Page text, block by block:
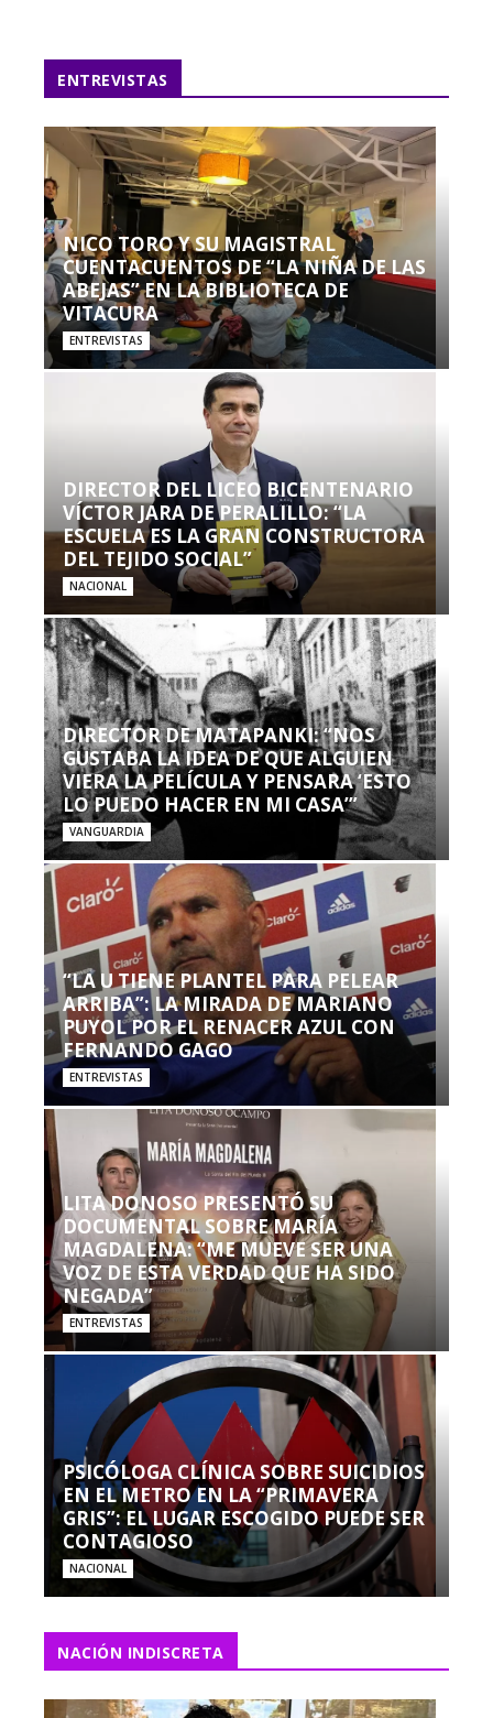
ENTREVISTAS
NICO TORO Y SU MAGISTRAL
CUENTACUENTOS DE “LA NIÑA DE LAS
ABEJAS” EN LA BIBLIOTECA DE
VITACURA
ENTREVISTAS
DIRECTOR DEL LICEO BICENTENARIO
VÍCTOR JARA DE PERALILLO: “LA
ESCUELA ES LA GRAN CONSTRUCTORA
DEL TEJIDO SOCIAL”
NACIONAL
DIRECTOR DE MATAPANKI: “NOS
GUSTABA LA IDEA DE QUE ALGUIEN
VIERA LA PELÍCULA Y PENSARA ‘ESTO
LO PUEDO HACER EN MI CASA’”
VANGUARDIA
“LA U TIENE PLANTEL PARA PELEAR
ARRIBA”: LA MIRADA DE MARIANO
PUYOL POR EL RENACER AZUL CON
FERNANDO GAGO
ENTREVISTAS
LITA DONOSO PRESENTÓ SU
DOCUMENTAL SOBRE MARÍA
MAGDALENA: “ME MUEVE SER UNA
VOZ DE ESTA VERDAD QUE HA SIDO
NEGADA”
ENTREVISTAS
PSICÓLOGA CLÍNICA SOBRE SUICIDIOS
EN EL METRO EN LA “PRIMAVERA
GRIS”: EL LUGAR ESCOGIDO PUEDE SER
CONTAGIOSO
NACIONAL
NACIÓN INDISCRETA